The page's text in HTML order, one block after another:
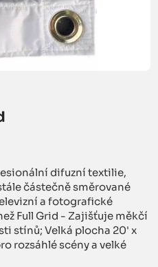
difuzní textilie,
částečně směrované
a fotografické
Full Grid - Zajišťuje měkčí
stínů; Velká plocha 20' x
rozsáhlé scény a velké